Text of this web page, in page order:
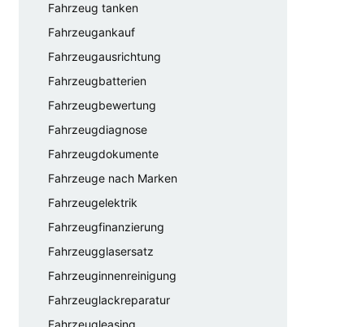
Fahrzeug tanken
Fahrzeugankauf
Fahrzeugausrichtung
Fahrzeugbatterien
Fahrzeugbewertung
Fahrzeugdiagnose
Fahrzeugdokumente
Fahrzeuge nach Marken
Fahrzeugelektrik
Fahrzeugfinanzierung
Fahrzeugglasersatz
Fahrzeuginnenreinigung
Fahrzeuglackreparatur